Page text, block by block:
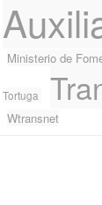
Ministerio de
Tortuga
Wtransnet